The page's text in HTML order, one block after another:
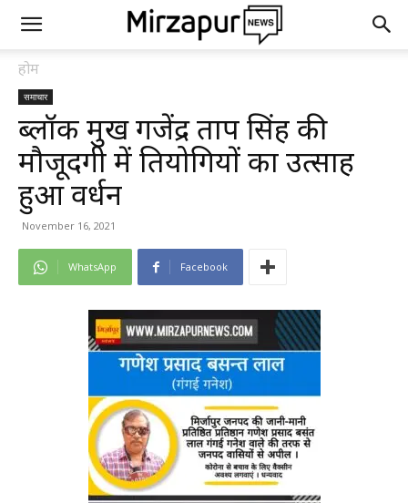
होम
समाचार
ब्लॉक प्रमुख गजेंद्र प्रताप सिंह की
मौजूदगी में प्रतियोगियों का उत्साह
हुआ वर्धन
November 16, 2021
WhatsApp Facebook